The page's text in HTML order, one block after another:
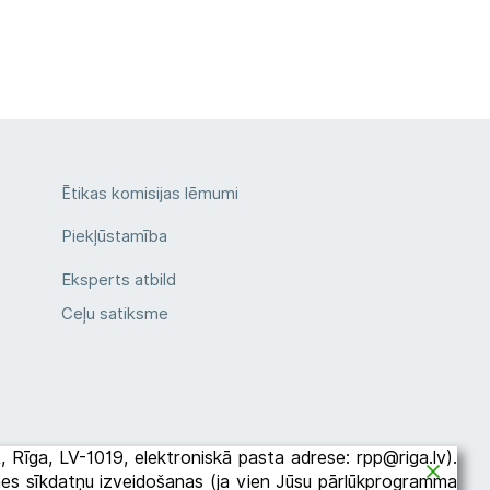
Ētikas komisijas lēmumi
Piekļūstamība
Eksperts atbild
Ceļu satiksme
LV-1019, elektroniskā pasta adrese: rpp@riga.lv).
sīkdatņu izveidošanas (ja vien Jūsu pārlūkprogramma